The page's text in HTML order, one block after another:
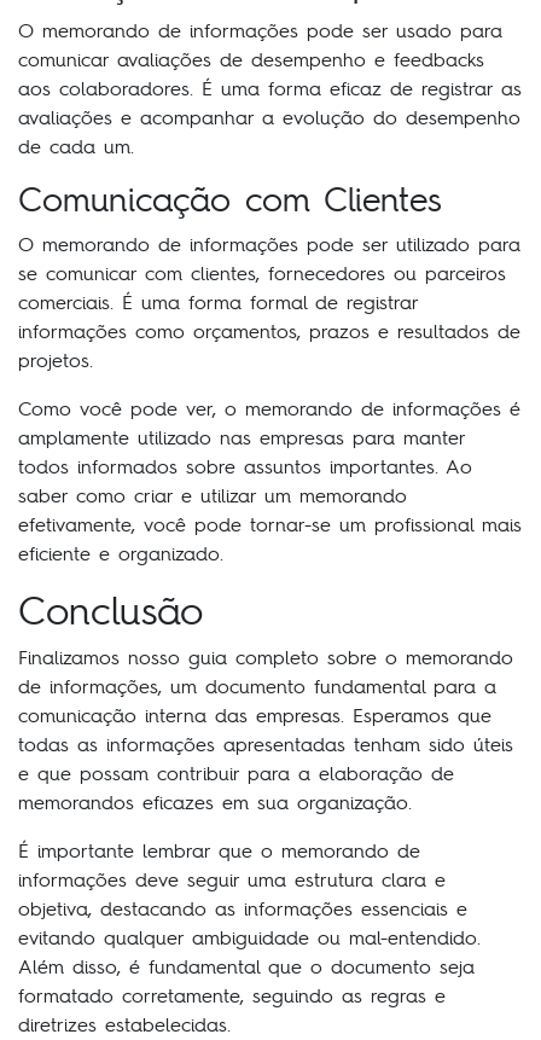
O memorando de informações pode ser usado para
comunicar avaliações de desempenho e feedbacks
aos colaboradores. É uma forma eficaz de registrar as
avaliações e acompanhar a evolução do desempenho
de cada um.
Comunicação com Clientes
O memorando de informações pode ser utilizado para
se comunicar com clientes, fornecedores ou parceiros
comerciais. É uma forma formal de registrar
informações como orçamentos, prazos e resultados de
projetos.
Como você pode ver, o memorando de informações é
amplamente utilizado nas empresas para manter
todos informados sobre assuntos importantes. Ao
saber como criar e utilizar um memorando
efetivamente, você pode tornar-se um profissional mais
eficiente e organizado.
Conclusão
Finalizamos nosso guia completo sobre o memorando
de informações, um documento fundamental para a
comunicação interna das empresas. Esperamos que
todas as informações apresentadas tenham sido úteis
e que possam contribuir para a elaboração de
memorandos eficazes em sua organização.
É importante lembrar que o memorando de
informações deve seguir uma estrutura clara e
objetiva, destacando as informações essenciais e
evitando qualquer ambiguidade ou mal-entendido.
Além disso, é fundamental que o documento seja
formatado corretamente, seguindo as regras e
diretrizes estabelecidas.